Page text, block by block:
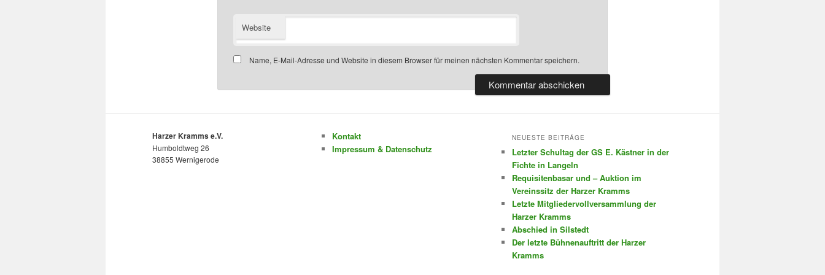
Website
Name, E-Mail-Adresse und Website in diesem Browser für meinen nächsten Kommentar speichern.
Harzer Kramms e.V.
Humboldtweg 26
38855 Wernigerode
Kontakt
Impressum & Datenschutz
NEUESTE BEITRÄGE
Letzter Schultag der GS E. Kästner in der
Fichte in Langeln
Requisitenbasar und – Auktion im
Vereinssitz der Harzer Kramms
Letzte Mitgliedervollversammlung der
Harzer Kramms
Abschied in Silstedt
Der letzte Bühnenauftritt der Harzer
Kramms